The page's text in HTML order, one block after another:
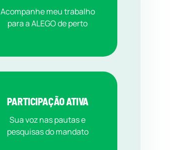
Acompanhe meu trabalho
para a ALEGO de perto
PARTICIPAÇÃO ATIVA
Sua voz nas pautas e
pesquisas do mandato